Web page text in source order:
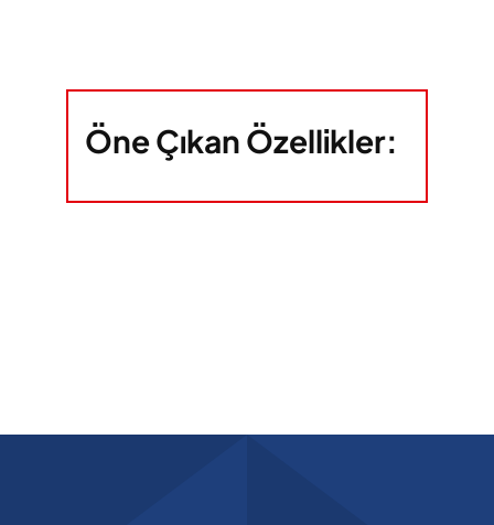
Öne Çıkan Özellikler: